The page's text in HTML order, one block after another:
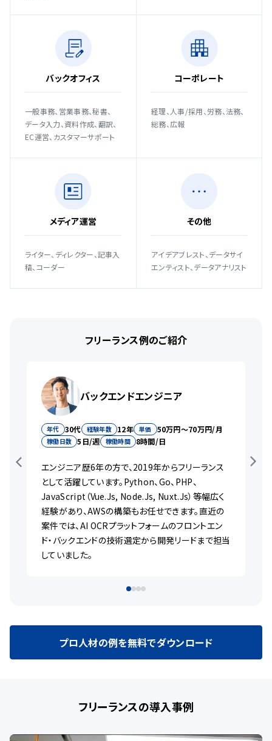
バックオフィス
一般事務、営業事務、秘書、
データ入力、資料作成、翻訳、
EC運営、カスタマーサポート
コーポレート
経理、人事/採用、労務、法務、
総務、広報
メディア運営
ライター、ディレクター、記事入
稿、コーダー
その他
アイデアブレスト、データサイ
エンティスト、データアナリスト
フリーランス例のご紹介
バックエンドエンジニア
年代 30代 経験年数 12年 単価 50万円〜70万円/月
稼働日数 5日/週 稼働時間 8時間/日
エンジニア歴6年の方で、2019年からフリーランス
として活躍しています。Python、Go、PHP、
JavaScript（Vue.Js, Node.Js, Nuxt.Js）等幅広く
経験があり、AWSの構築もお任せできます。直近の
案件では、AI OCRプラットフォームのフロントエン
ド・バックエンドの技術選定から開発リードまで担当
していました。
プロ人材の例を無料でダウンロード
フリーランスの導入事例